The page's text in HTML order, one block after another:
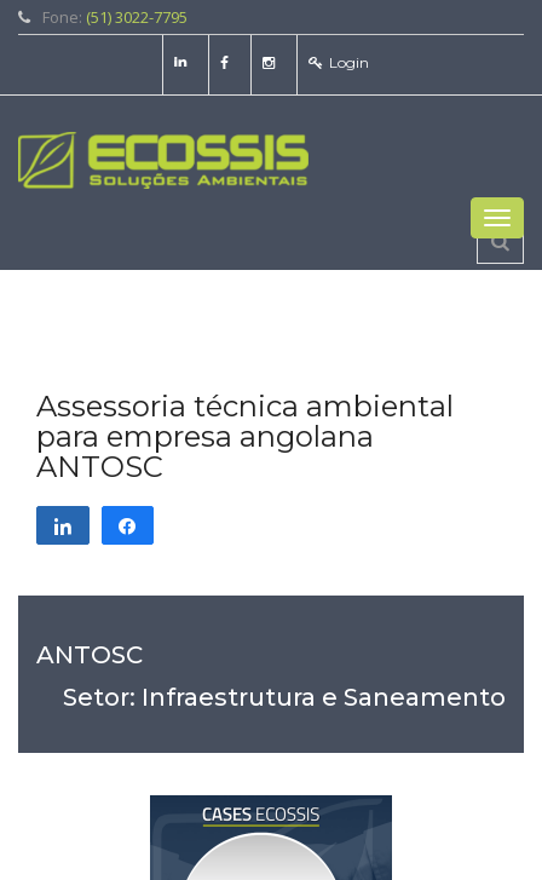
Fone: (51) 3022-7795
Login
Assessoria técnica ambiental
para empresa angolana
ANTOSC
Compartilhar
ANTOSC
Setor: Infraestrutura e Saneamento